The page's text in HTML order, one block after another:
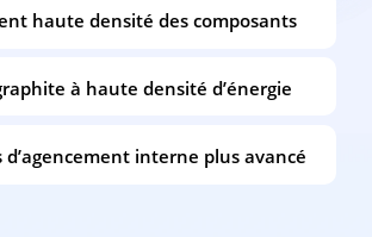
haute densité des composants
à haute densité d’énergie
d’agencement interne plus avancé